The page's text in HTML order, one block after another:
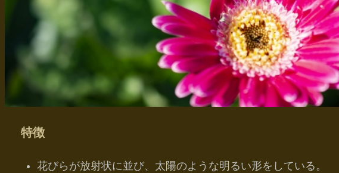
特徴
花びらが放射状に並び、太陽のような明るい形をしている。